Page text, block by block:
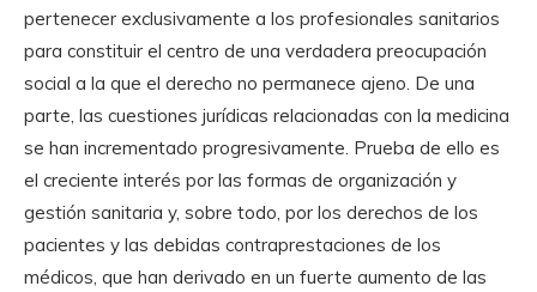
pertenecer exclusivamente a los profesionales sanitarios
para constituir el centro de una verdadera preocupación
social a la que el derecho no permanece ajeno. De una
parte, las cuestiones jurídicas relacionadas con la medicina
se han incrementado progresivamente. Prueba de ello es
el creciente interés por las formas de organización y
gestión sanitaria y, sobre todo, por los derechos de los
pacientes y las debidas contraprestaciones de los
médicos, que han derivado en un fuerte aumento de las